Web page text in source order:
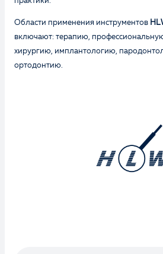
Области применения инструментов
включают: терапию,
хирургию, имплантологию,
ортодонтию.